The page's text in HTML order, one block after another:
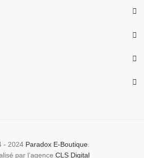
- 2024 Paradox E-Boutique
par l’agence CLS Digital